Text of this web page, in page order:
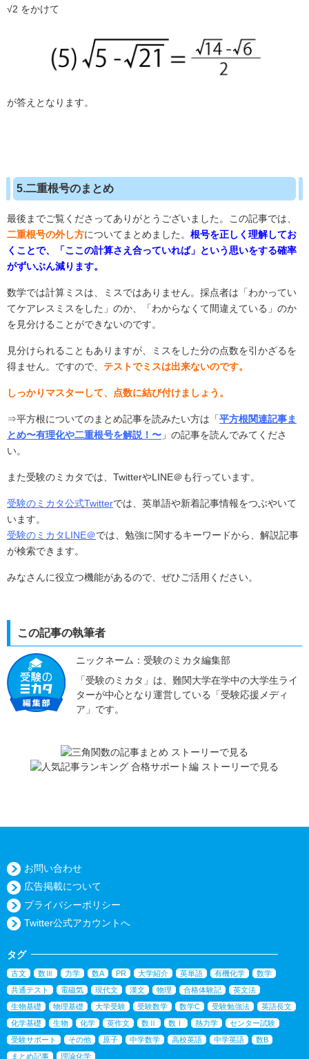
√2 をかけて
が答えとなります。
5.二重根号のまとめ
最後までご覧くださってありがとうございました。この記事では、
二重根号の外し方についてまとめました。 根号を正しく理解してお
くことで、
「ここの計算さえ合っていれば」という思いをする確率
がずいぶん減ります。
数学では計算ミスは、ミスではありません。採点者は「わかってい
てケアレスミスをした」のか、「わからなくて間違えている」のか
を見分けることができないのです。
見分けられることもありますが、ミスをした分の点数を引かざるを
得ません。ですので、 テストでミスは出来ないのです。
しっかりマスターして、点数に結び付けましょう。
⇒平方根についてのまとめ記事を読みたい方は「平方根関連記事ま
とめ〜有理化や二重根号を解説！〜 」の記事を読んでみてくださ
い。
また受験のミカタでは、TwitterやLINE＠も行っています。
受験のミカタ公式Twitterでは、英単語や新着記事情報をつぶやいて
います。
受験のミカタLINE＠では、勉強に関するキーワードから、解説記事
が検索できます。
みなさんに役立つ機能があるので、ぜひご活用ください。
この記事の執筆者
ニックネーム：受験のミカタ編集部
「受験のミカタ」は、難関大学在学中の大学生ライ
ターが中心となり運営している「受験応援メディ
ア」です。
お問い合わせ
広告掲載について
プライバシーポリシー
Twitter公式アカウントへ
タグ
古文 数Ⅲ 力学 数A PR 大学紹介 英単語 有機化学
数学
共通テスト
電磁気 現代文 漢文 物理 合格体験記
英文法
生物基礎
物理基礎 大学受験 受験数学 数学C 受験勉強法
英語長文
化学基礎
生物 化学 英作文 数Ⅱ 数Ⅰ 熱力学
センター試験
受験サポート
その他 原子 中学数学 高校英語 中学英語
数B
まとめ記事
理論化学